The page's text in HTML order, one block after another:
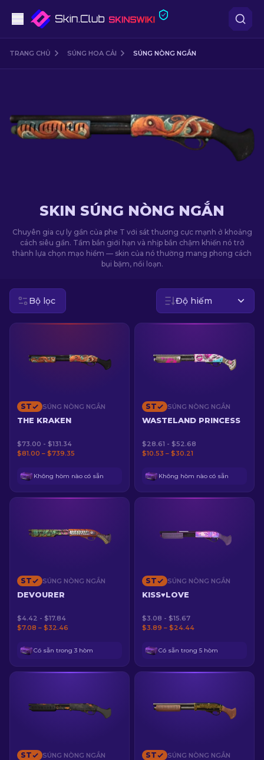
Súng lục
Súng trường Bắn tỉa
Hòm
Khác
VI
TRANG CHỦ SÚNG HOA CẢI SÚNG NÒNG NGẮN
SKIN SÚNG NÒNG NGẮN
Chuyên gia cự ly gần của phe T với sát thương cực mạnh ở khoảng
cách siêu gần. Tầm bắn giới hạn và nhịp bắn chậm khiến nó trở
thành lựa chọn mạo hiểm — skin của nó thường mang phong cách
bụi bặm, nổi loạn.
Bộ lọc Độ hiếm
ST SÚNG NÒNG NGẮN
THE KRAKEN
$73.00 - $131.34
$81.00 – $739.35
Không hòm nào có sẵn
ST SÚNG NÒNG NGẮN
WASTELAND PRINCESS
$28.61 - $52.68
$10.53 – $30.21
Không hòm nào có sẵn
ST SÚNG NÒNG NGẮN
DEVOURER
$4.42 - $17.84
$7.08 – $32.46
Có sẵn trong 3 hòm
ST SÚNG NÒNG NGẮN
KISS♥LOVE
$3.08 - $15.67
$3.89 – $24.44
Có sẵn trong 5 hòm
ST SÚNG NÒNG NGẮN ST SÚNG NÒNG NGẮN